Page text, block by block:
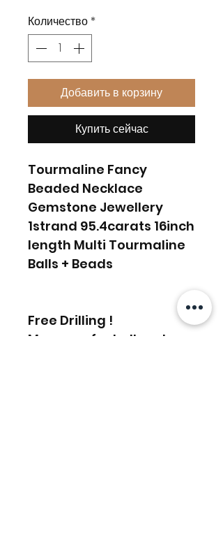
Количество *
Добавить в корзину
Купить сейчас
Tourmaline Fancy
Beaded Necklace
Gemstone Jewellery
1strand 95.4carats 16inch
length Multi Tourmaline
Balls + Beads
Free Drilling !
Message for bulk order